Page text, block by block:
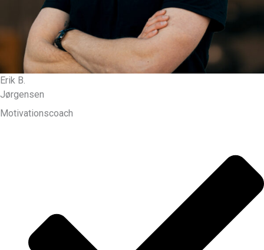
Erik B.
Jørgensen
Motivationscoach